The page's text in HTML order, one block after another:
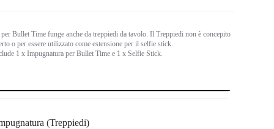
Bullet Time funge anche da treppiedi da tavolo. Il Treppiedi non è concepito
o per essere utilizzato come estensione per il selfie stick.
1 x Impugnatura per Bullet Time e 1 x Selfie Stick.
(Treppiedi)